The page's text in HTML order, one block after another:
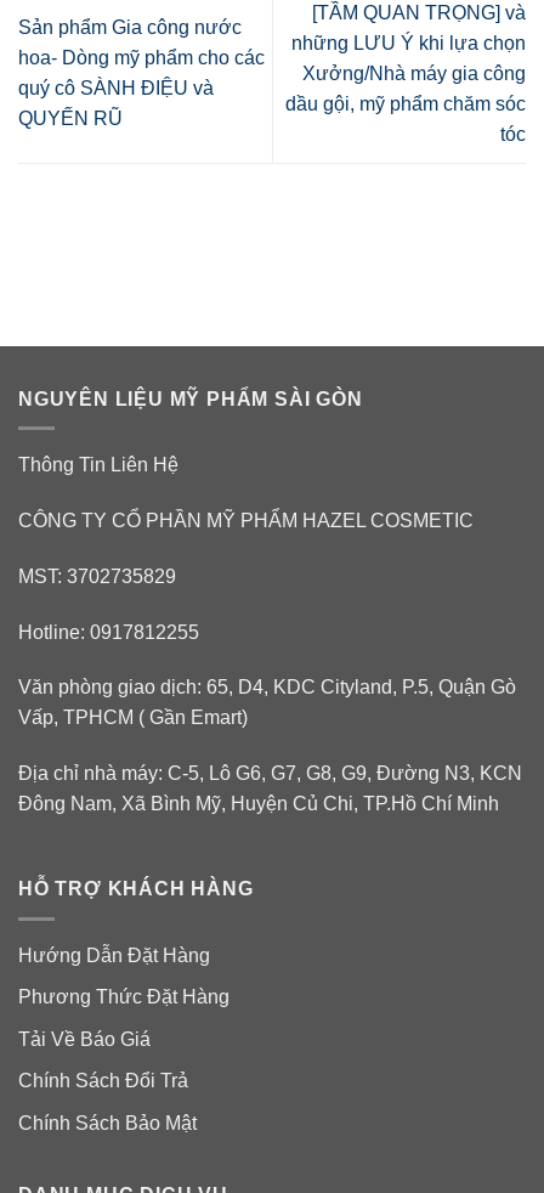
Sản phẩm Gia công nước
hoa- Dòng mỹ phẩm cho các
quý cô SÀNH ĐIỆU và
QUYẾN RŨ
[TẦM QUAN TRỌNG] và
những LƯU Ý khi lựa chọn
Xưởng/Nhà máy gia công
dầu gội, mỹ phẩm chăm sóc
tóc
NGUYÊN LIỆU MỸ PHẨM SÀI GÒN
Thông Tin Liên Hệ
CÔNG TY CỔ PHẦN MỸ PHẨM HAZEL COSMETIC
MST: 3702735829
Hotline: 0917812255
Văn phòng giao dịch: 65, D4, KDC Cityland, P.5, Quận Gò
Vấp, TPHCM ( Gần Emart)
Địa chỉ nhà máy: C-5, Lô G6, G7, G8, G9, Đường N3, KCN
Đông Nam, Xã Bình Mỹ, Huyện Củ Chi, TP.Hồ Chí Minh
HỖ TRỢ KHÁCH HÀNG
Hướng Dẫn Đặt Hàng
Phương Thức Đặt Hàng
Tải Về Báo Giá
Chính Sách Đổi Trả
Chính Sách Bảo Mật